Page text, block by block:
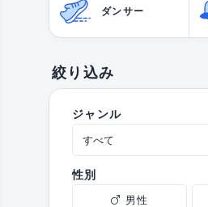
ダンサー
絞り込み
ジャンル
性別
男性